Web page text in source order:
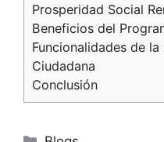
Prosperidad Social
Beneficios del
Funcionalidades de
Ciudadana
Conclusión
Categorías